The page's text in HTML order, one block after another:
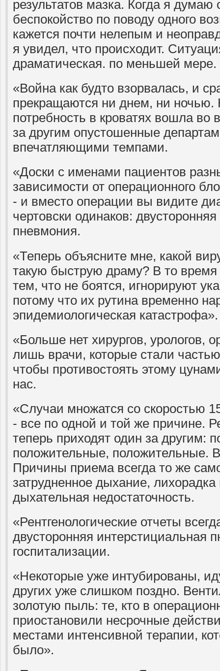
результатов мазка. Когда я думаю
беспокойство по поводу одного
кажется почти нелепым и
я увидел, что происходит.
драматическая. по меньшей мере.
«Война как будто взорвалась, и
прекращаются ни днем, ни ночью.
потребность в кроватях вошла
за другим опустошенные
впечатляющими темпами.
«Доски с именами пациентов
зависимости от операционного
- и вместо операции вы видите
чертовски одинаков:
пневмония.
«Теперь объясните мне, какой
такую ​​быструю драму? В то время
тем, что не боятся, игнорируют
потому что их рутина временно
эпидемиологическая катастрофа».
«Больше нет хирургов, урологов,
лишь врачи, которые стали
чтобы противостоять этому
нас.
«Случаи множатся со скоростью
- все по одной и той же причине.
теперь приходят один за другим:
положительные, положительные.
Причины приема всегда то же
затрудненное дыхание,
дыхательная недостаточность.
«Рентгенологические отчеты
двусторонняя интерстициальная
госпитализации.
«Некоторые уже интубированы,
других уже слишком поздно.
золотую пыль: те, кто в
приостановили несрочные
местами интенсивной терапии,
было».